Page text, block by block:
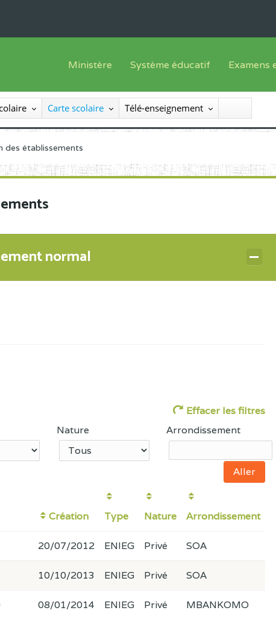
Ministère
Le Ministre
Le SEESEN
Inspection Générale des Enseignements
Organigramme
Système éducatif
Offre de formation
Progammes d'études
Examens
Liste des
Diplômes
Carte scolaire Télé-enseignement
des établissements
normal
Effacer les filtres
Nature Arrondissement
Création Type Nature Arrondissement
20/07/2012 ENIEG Privé SOA
10/10/2013 ENIEG Privé SOA
08/01/2014 ENIEG Privé MBANKOMO